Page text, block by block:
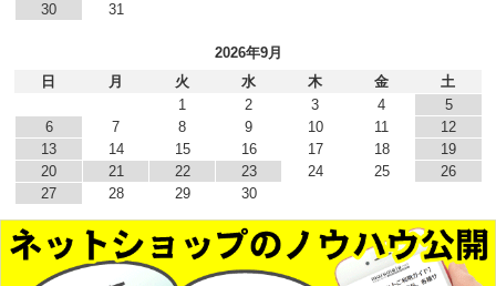
30
31
2026年9月
日
月 火 水 木 金
土
1
2 3 4
5
6
7 8 9 10 11
12
13
14 15 16 17 18
19
20
21 22 23 24 25
26
27
28 29 30